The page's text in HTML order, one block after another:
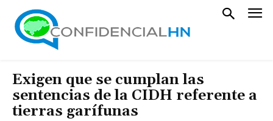
Exigen que se cumplan las
sentencias de la CIDH referente a
tierras garífunas